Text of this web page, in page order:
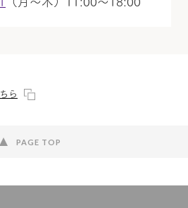
ら
PAGE TOP